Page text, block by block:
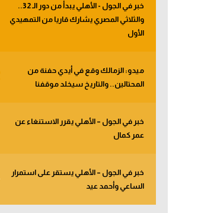
خبر في الجول - الأهلي يبدأ من دور الـ 32..
والثلاثي المصري يشارك قاريا من التمهيدي
الأول
ميدو: الزمالك وقع في أيدي حفنة من
المحتالين.. والتاريخ سيخلد موقفنا
خبر في الجول – الأهلي يقرر الاستنغاء عن
عمر كمال
خبر في الجول – الأهلي يستقر على استمرار
الساعي وأحمد عيد